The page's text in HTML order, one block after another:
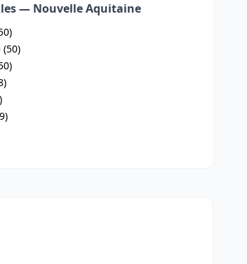
— Nouvelle Aquitaine
(50)